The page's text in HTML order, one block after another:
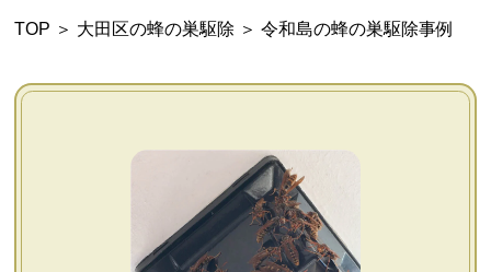
会社概要
お問い合わせ
TOP ＞ 大田区の蜂の巣駆除 ＞ 令和島の蜂の巣駆除事例